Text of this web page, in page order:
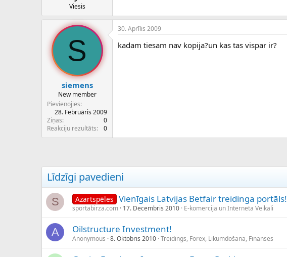
Viesis
S
siemens
New member
Pievienojies
28. Februāris 2009
Ziņas
0
Reakciju rezultāts
0
30. Aprīlis 2009
kadam tiesam nav kopija?un kas tas vispar ir?
Līdzīgi pavedieni
S Azartspēles Vienīgais Latvijas Betfair treidinga portāls!
sportabirza.com 17. Decembris 2010 E-komercija un Interneta Veikali
A Oilstructure Investment!
Anonymous 8. Oktobris 2010 Treidings, Forex, Likumdošana, Finanses